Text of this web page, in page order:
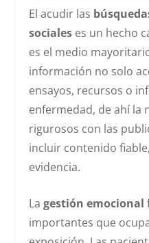
El acudir las
sociales es un hecho
es el medio
información no solo
ensayos, recursos o
enfermedad, de ahí la
rigurosos con las
incluir contenido
evidencia.
La gestión emocional
importantes que